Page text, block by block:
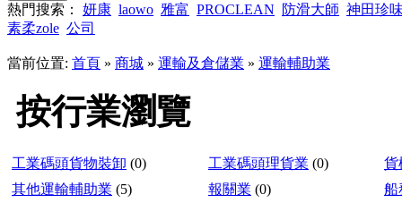
熱門搜索： 妍康 laowo 雅富 PROCLEAN 防滑大師 神田珍
素柔zole 公司
當前位置: 首頁 » 商城 » 運輸及倉儲業 » 運輸輔助業
按行業瀏覽
工業碼頭貨物裝卸 (0) 工業碼頭理貨業 (0)
貨
其他運輸輔助業 (5) 報關業 (0)
船